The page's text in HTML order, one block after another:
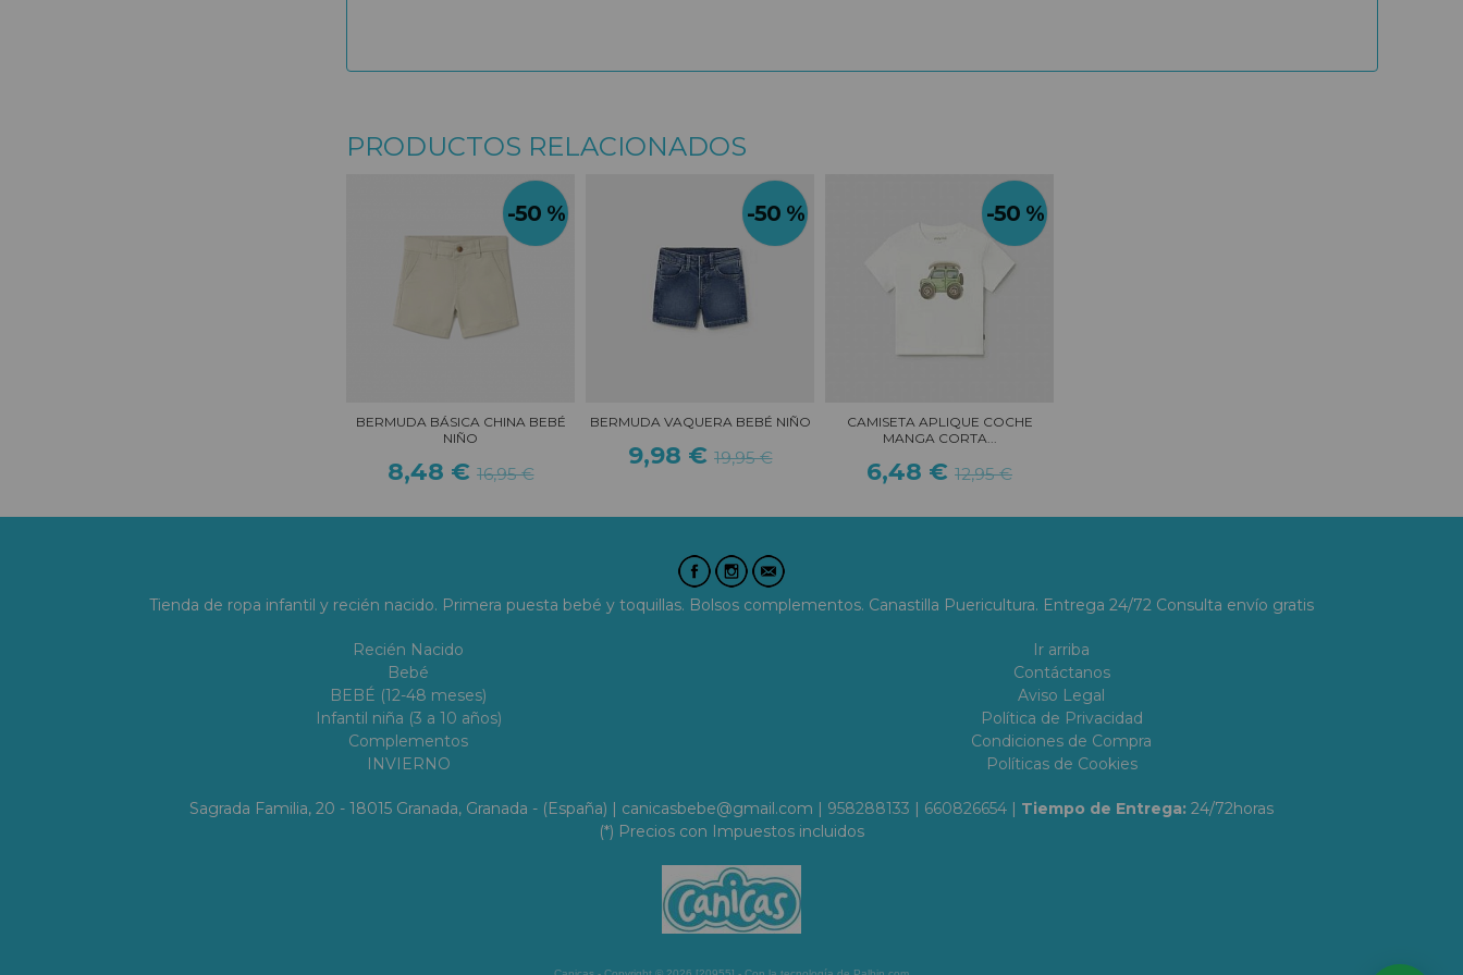
PRODUCTOS RELACIONADOS
-50 %
BERMUDA BÁSICA CHINA BEBÉ
NIÑO
8,48 € 16,95 €
-50 %
BERMUDA VAQUERA BEBÉ NIÑO
9,98 € 19,95 €
-50 %
CAMISETA APLIQUE COCHE
MANGA CORTA...
6,48 € 12,95 €
Tienda de ropa infantil y recién nacido. Primera puesta bebé y toquillas. Bolsos complementos. Canastilla Puericultura. Entrega 24/72 Consulta envío gratis
Recién Nacido
Bebé
BEBÉ (12-48 meses)
Infantil niña (3 a 10 años)
Complementos
INVIERNO
Ir arriba
Contáctanos
Aviso Legal
Política de Privacidad
Condiciones de Compra
Políticas de Cookies
Sagrada Familia, 20 - 18015 Granada, Granada - (España) | canicasbebe@gmail.com | 958288133 | 660826654 | Tiempo de Entrega: 24/72horas
(*) Precios con Impuestos incluidos